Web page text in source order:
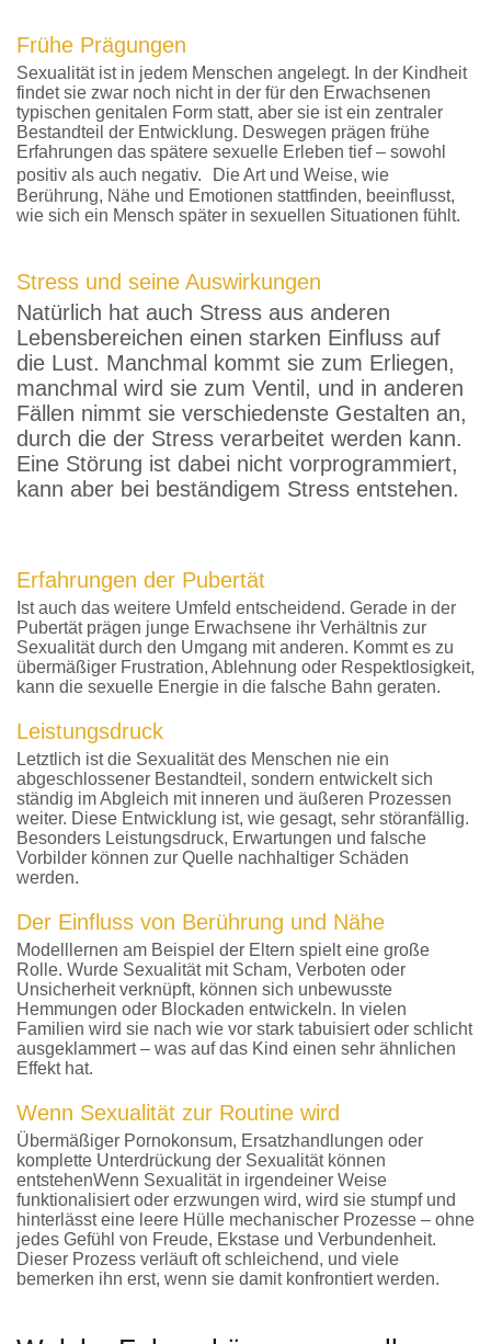
Frühe Prägungen
Sexualität ist in jedem Menschen angelegt. In der Kindheit
findet sie zwar noch nicht in der für den Erwachsenen
typischen genitalen Form statt, aber sie ist ein zentraler
Bestandteil der Entwicklung. Deswegen prägen frühe
Erfahrungen das spätere sexuelle Erleben tief – sowohl
positiv als auch negativ. Die Art und Weise, wie
Berührung, Nähe und Emotionen stattfinden, beeinflusst,
wie sich ein Mensch später in sexuellen Situationen fühlt.
Stress und seine Auswirkungen
Natürlich hat auch Stress aus anderen
Lebensbereichen einen starken Einfluss auf
die Lust. Manchmal kommt sie zum Erliegen,
manchmal wird sie zum Ventil, und in anderen
Fällen nimmt sie verschiedenste Gestalten an,
durch die der Stress verarbeitet werden kann.
Eine Störung ist dabei nicht vorprogrammiert,
kann aber bei beständigem Stress entstehen.
Erfahrungen der Pubertät
Ist auch das weitere Umfeld entscheidend. Gerade in der
Pubertät prägen junge Erwachsene ihr Verhältnis zur
Sexualität durch den Umgang mit anderen. Kommt es zu
übermäßiger Frustration, Ablehnung oder Respektlosigkeit,
kann die sexuelle Energie in die falsche Bahn geraten.
Leistungsdruck
Letztlich ist die Sexualität des Menschen nie ein
abgeschlossener Bestandteil, sondern entwickelt sich
ständig im Abgleich mit inneren und äußeren Prozessen
weiter. Diese Entwicklung ist, wie gesagt, sehr störanfällig.
Besonders Leistungsdruck, Erwartungen und falsche
Vorbilder können zur Quelle nachhaltiger Schäden
werden.
Der Einfluss von Berührung und Nähe
Modelllernen am Beispiel der Eltern spielt eine große
Rolle. Wurde Sexualität mit Scham, Verboten oder
Unsicherheit verknüpft, können sich unbewusste
Hemmungen oder Blockaden entwickeln. In vielen
Familien wird sie nach wie vor stark tabuisiert oder schlicht
ausgeklammert – was auf das Kind einen sehr ähnlichen
Effekt hat.
Wenn Sexualität zur Routine wird
Übermäßiger Pornokonsum, Ersatzhandlungen oder
komplette Unterdrückung der Sexualität können
entstehenWenn Sexualität in irgendeiner Weise
funktionalisiert oder erzwungen wird, wird sie stumpf und
hinterlässt eine leere Hülle mechanischer Prozesse – ohne
jedes Gefühl von Freude, Ekstase und Verbundenheit.
Dieser Prozess verläuft oft schleichend, und viele
bemerken ihn erst, wenn sie damit konfrontiert werden.